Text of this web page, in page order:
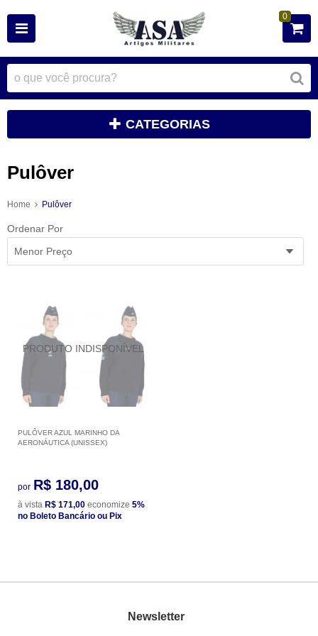
0
CATEGORIAS
Pulôver
Home Pulôver
Ordenar Por
Menor Preço
PULÔVER AZUL MARINHO DA
AERONÁUTICA (UNISSEX)
por R$ 180,00
à vista R$ 171,00 economize 5%
no Boleto Bancário ou Pix
Newsletter